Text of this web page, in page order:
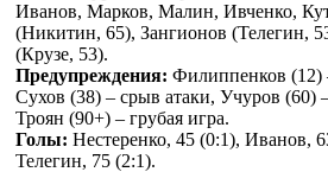
Иванов, Марков, Малин, Ивченко,
(Никитин, 65), Зангионов (Телегин,
(Крузе, 53).
Предупреждения: Филиппенков (12)
Сухов (38) – срыв атаки, Учуров (60)
Троян (90+) – грубая игра.
Голы: Нестеренко, 45 (0:1), Иванов,
Телегин, 75 (2:1).